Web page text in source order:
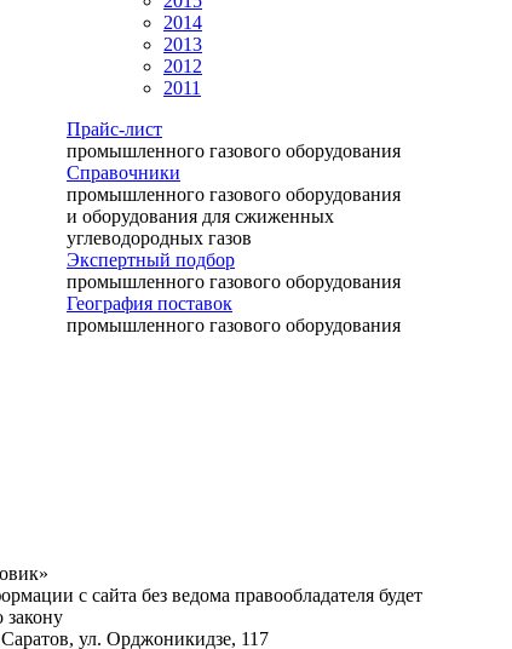
2014
2013
2012
2011
Прайс-лист
промышленного газового оборудования
Справочники
промышленного газового оборудования
и оборудования для сжиженных
углеводородных газов
Экспертный подбор
промышленного газового оборудования
География поставок
промышленного газового оборудования
с сайта без ведома правообладателя будет
закону
Саратов, ул. Орджоникидзе, 117